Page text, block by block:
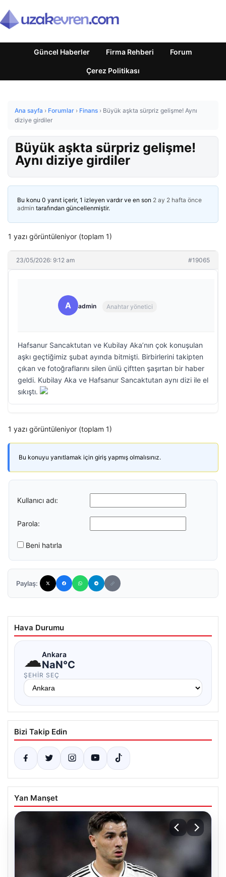
Güncel Haberler Firma Rehberi Forum
Çerez Politikası
Ana sayfa › Forumlar › Finans › Büyük aşkta sürpriz gelişme! Aynı
diziye girdiler
Büyük aşkta sürpriz gelişme!
Aynı diziye girdiler
Bu konu 0 yanıt içerir, 1 izleyen vardır ve en son 2 ay 2 hafta önce
admin tarafından güncellenmiştir.
1 yazı görüntüleniyor (toplam 1)
23/05/2026: 9:12 am #19065
A admin Anahtar yönetici
Hafsanur Sancaktutan ve Kubilay Aka’nın çok konuşulan
aşkı geçtiğimiz şubat ayında bitmişti. Birbirlerini takipten
çıkan ve fotoğraflarını silen ünlü çiftten şaşırtan bir haber
geldi. Kubilay Aka ve Hafsanur Sancaktutan aynı dizi ile el
sıkıştı.
1 yazı görüntüleniyor (toplam 1)
Bu konuyu yanıtlamak için giriş yapmış olmalısınız.
Kullanıcı adı:
Parola:
Beni hatırla
Paylaş:
Hava Durumu
☁Ankara
NaN°C
ŞEHIR SEÇ
Bizi Takip Edin
Yan Manşet